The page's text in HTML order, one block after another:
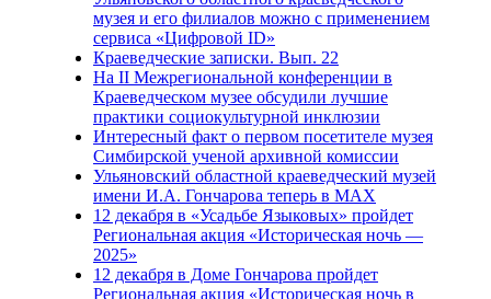
музея и его филиалов можно с применением
сервиса «Цифровой ID»
Краеведческие записки. Вып. 22
На II Межрегиональной конференции в
Краеведческом музее обсудили лучшие
практики социокультурной инклюзии
Интересный факт о первом посетителе музея
Симбирской ученой архивной комиссии
Ульяновский областной краеведческий музей
имени И.А. Гончарова теперь в MAX
12 декабря в «Усадьбе Языковых» пройдет
Региональная акция «Историческая ночь —
2025»
12 декабря в Доме Гончарова пройдет
Региональная акция «Историческая ночь в